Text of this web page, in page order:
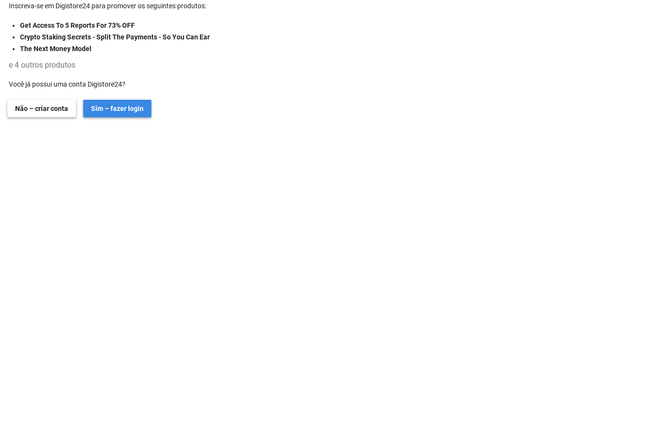
Inscreva-se em Digistore24 para promover os seguintes produtos:
Get Access To 5 Reports For 73% OFF
Crypto Staking Secrets - Split The Payments - So You Can Ear
The Next Money Model
e 4 outros produtos
Você já possui uma conta Digistore24?
Não – criar conta Sim – fazer login